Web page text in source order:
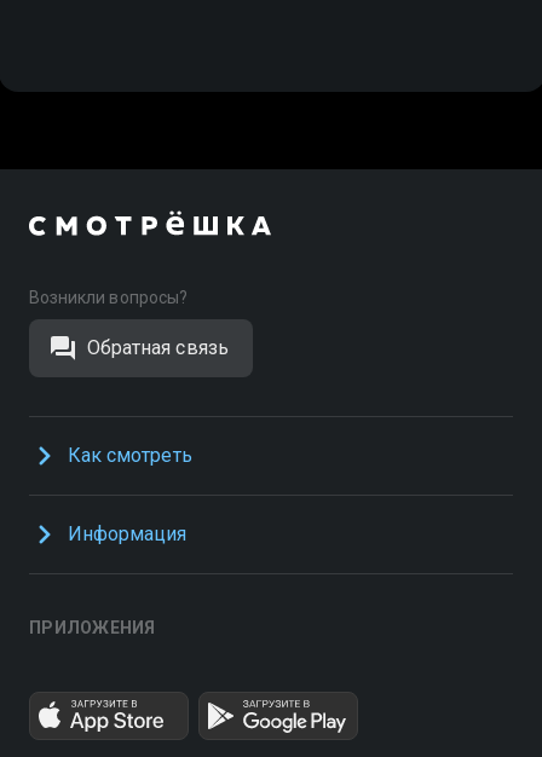
Возникли вопросы?
Обратная связь
Как смотреть
Информация
ПРИЛОЖЕНИЯ